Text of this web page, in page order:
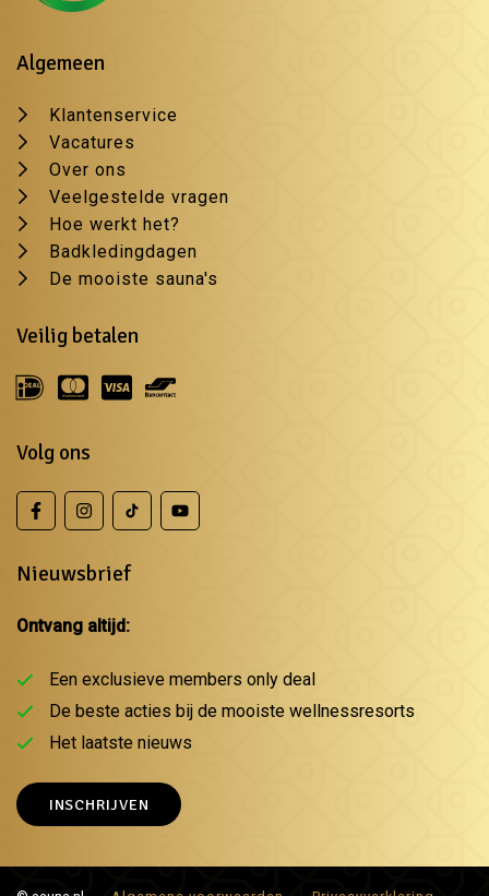
Algemeen
Klantenservice
Vacatures
Over ons
Veelgestelde vragen
Hoe werkt het?
Badkledingdagen
De mooiste sauna's
Veilig betalen
Volg ons
Nieuwsbrief
Ontvang altijd:
Een exclusieve members only deal
De beste acties bij de mooiste wellnessresorts
Het laatste nieuws
INSCHRIJVEN